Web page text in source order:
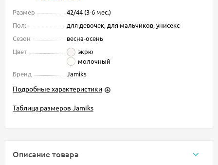
Размер
42/44 (3-6 мес.)
Пол:
для девочек, для мальчиков, унисекс
Сезон
весна-осень
Цвет
экрю
молочный
Бренд
Jamiks
Подробные характеристики
Таблица размеров Jamiks
Описание товара